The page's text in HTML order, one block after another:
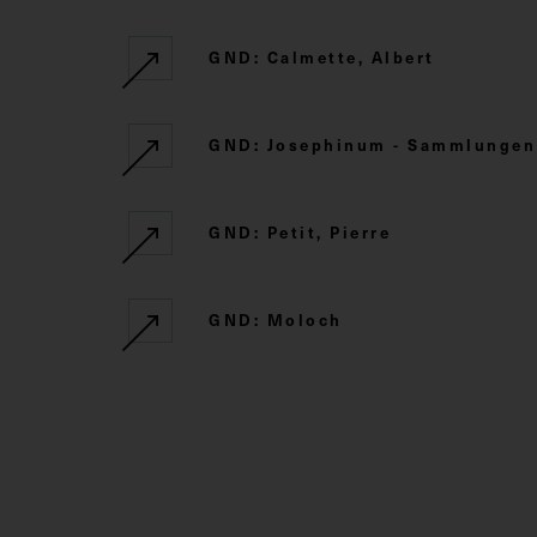
GND: Calmette, Albert
GND: Josephinum -
GND: Petit, Pierre
GND: Moloch